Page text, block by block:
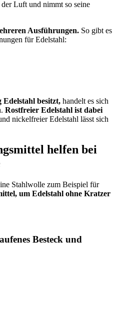
Luft und nimmt so seine
Ausführungen. So gibt es
für Edelstahl:
Edelstahl besitzt, handelt es sich
Rostfreier Edelstahl ist dabei
nickelfreier Edelstahl lässt sich
helfen bei
Stahlwolle zum Beispiel für
um Edelstahl ohne Kratzer
Besteck und